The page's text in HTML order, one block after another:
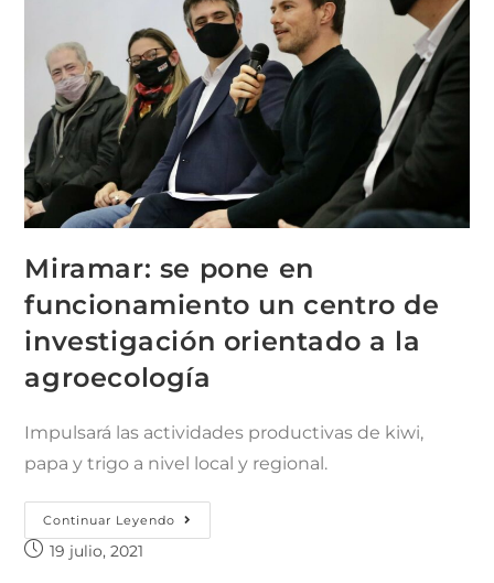
Miramar: se pone en
funcionamiento un centro de
investigación orientado a la
agroecología
Impulsará las actividades productivas de kiwi,
papa y trigo a nivel local y regional.
Continuar Leyendo
19 julio, 2021